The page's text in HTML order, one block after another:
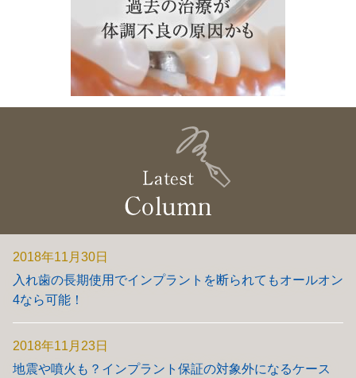
2018年11月30日
入れ歯の長期使用でインプラントを断られてもオールオン
4なら可能！
2018年11月23日
地震や噴火も？インプラント保証の対象外になるケース